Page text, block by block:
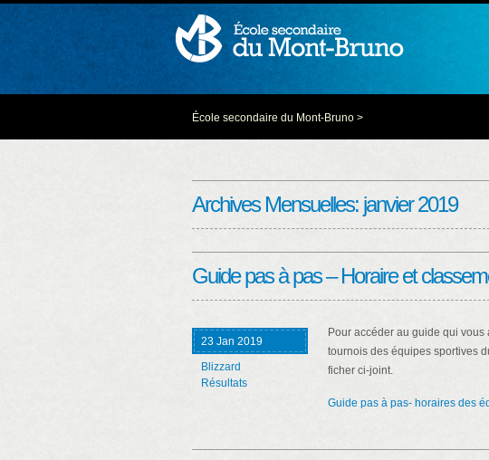
École secondaire du Mont-Bruno >
Archives Mensuelles: janvier 2019
Guide pas à pas – Horaire et
23 Jan 2019
Blizzard
Résultats
Pour accéder au guide qui
tournois des équipes sportives
ficher ci-joint.
Guide pas à pas- horaires des